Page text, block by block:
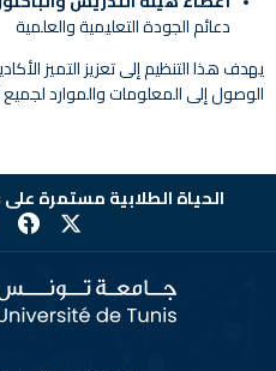
دعائم الجودة التعليمية والعلمية
يهدف هذا التنظيم إلى تعزيز التميز
الوصول إلى المعلومات والموارد
الحياة الطلابية مستمرة